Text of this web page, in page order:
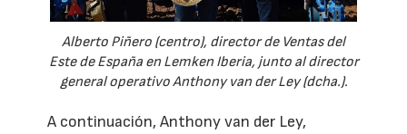
Alberto Piñero (centro), director de Ventas del
Este de España en Lemken Iberia, junto al director
general operativo Anthony van der Ley (dcha.).
A continuación, Anthony van der Ley,